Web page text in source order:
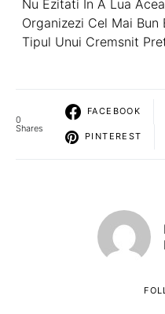
Nu Ezitati In A Lua
Organizezi Cel Mai Bun
Tipul Unui Cremsnit
0
Shares
FACEBOOK
PINTEREST